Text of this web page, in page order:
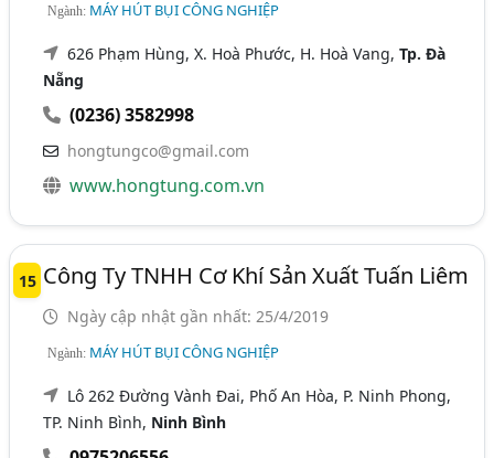
Ngành: MÁY HÚT BỤI CÔNG NGHIỆP
626 Phạm Hùng, X. Hoà Phước, H. Hoà Vang,Tp. Đà
Nẵng
(0236) 3582998
hongtungco@gmail.com
www.hongtung.com.vn
15 Công Ty TNHH Cơ Khí Sản Xuất Tuấn Liêm
Ngày cập nhật gần nhất: 25/4/2019
Ngành: MÁY HÚT BỤI CÔNG NGHIỆP
Lô 262 Đường Vành Đai, Phố An Hòa, P. Ninh Phong,
TP. Ninh Bình, Ninh Bình